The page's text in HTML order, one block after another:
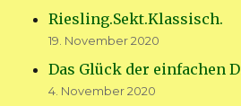
Riesling.Sekt.Klassisch.
19. November 2020
Das Glück der einfachen
4. November 2020